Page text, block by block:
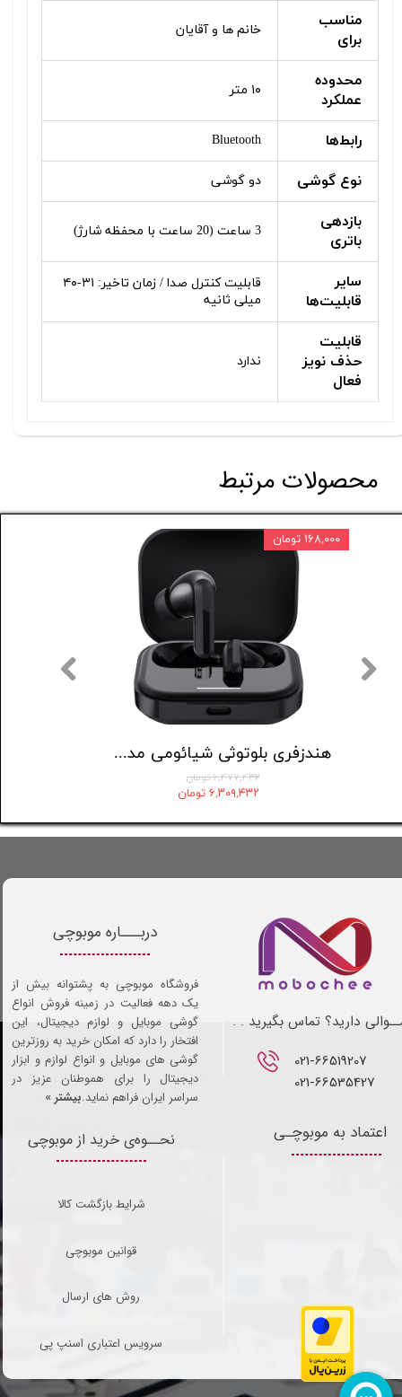
مناسب
برای
خانم ها و آقایان
محدوده
عملکرد
۱۰ متر
رابط‌ها Bluetooth
نوع گوشی دو گوشی
بازدهی
باتری
3 ساعت (20 ساعت با محفظه شارژ)
سایر
قابلیت‌ها
قابلیت کنترل صدا / زمان تاخیر: ۳۱-۴۰
میلی ثانیه
قابلیت
حذف نویز
فعال
ندارد
محصولات مرتبط
هندزفری بلوتوثی شیائومی مدل Redmi buds 5
۶,۴۷۷,۴۳۲ تومان
۶,۳۰۹,۴۳۲ تومان
۱۶۸,۰۰۰ تومان
021-66519207​​​​​​​
021-66535427
دارید؟ تماس بگیرید . .
نحــوه‌ی خرید از موبوچی
شرایط بازگشت کالا
قوانین موبوچی
روش های ارسال
سرویس اعتباری اسنپ پی
اعتماد به موبوچـی
دربـــاره موبوچی
فروشگاه موبوچی به پشتوانه بیش از
یک دهه فعالیت در زمینه فروش انواع
گوشی موبایل و لوازم دیجیتال، این
افتخار را دارد که امکان خرید به روزترین
گوشی های موبایل و انواع لوازم و ابزار
دیجیتال را برای هموطنان عزیز در
سراسر ایران فراهم نماید.بیشتر »